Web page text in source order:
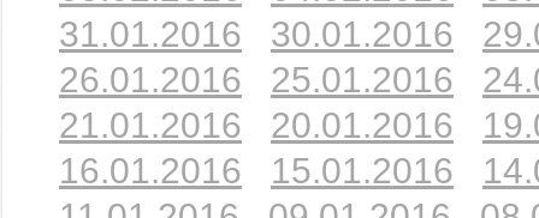
31.01.2016
30.01.2016
26.01.2016
25.01.2016
21.01.2016
20.01.2016
16.01.2016
15.01.2016